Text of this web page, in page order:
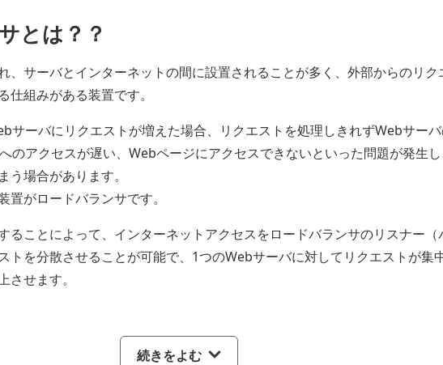
とは？？
、サーバとインターネットの間に設置されることが多く、外部からのリク
組みがある装置です。
サーバにリクエストが増えた場合、リクエストを処理しきれずWebサー
のアクセスが遅い、Webページにアクセスできないといった問題が発生
う場合があります。
置がロードバランサです。
ることによって、インターネットアクセスをロードバランサのリスナー（
トを分散させることが可能で、1つのWebサーバに対してリクエストが集
させます。
続きをよむ